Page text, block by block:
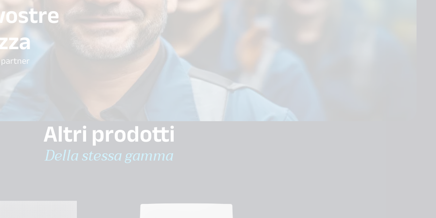
Altri prodotti
Della stessa gamma